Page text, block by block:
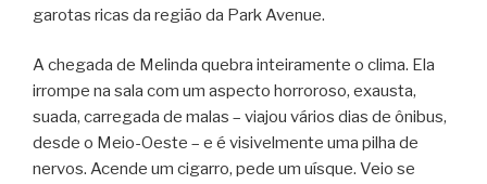
garotas ricas da região da Park Avenue.
A chegada de Melinda quebra inteiramente o clima. Ela
irrompe na sala com um aspecto horroroso, exausta,
suada, carregada de malas – viajou vários dias de ônibus,
desde o Meio-Oeste – e é visivelmente uma pilha de
nervos. Acende um cigarro, pede um uísque. Veio se